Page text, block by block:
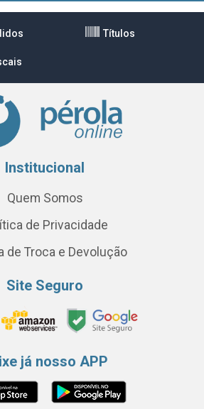
Títulos
Institucional
Quem Somos
de Privacidade
de Troca e Devolução
Site Seguro
já nosso APP